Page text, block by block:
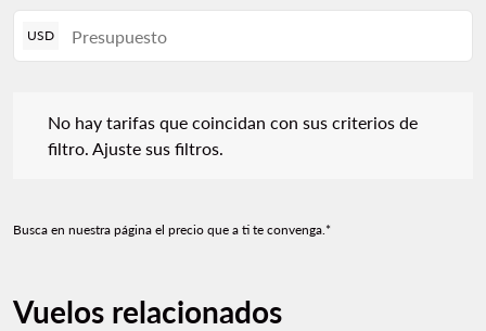
USD
No hay tarifas que coincidan con sus criterios de
filtro. Ajuste sus filtros.
Busca en nuestra página el precio que a ti te convenga.*
Vuelos relacionados